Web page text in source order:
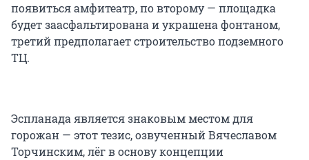
появиться амфитеатр, по второму — площадка
будет заасфальтирована и украшена фонтаном,
третий предполагает строительство подземного
ТЦ.
Эспланада является знаковым местом для
горожан — этот тезис, озвученный Вячеславом
Торчинским, лёг в основу концепции